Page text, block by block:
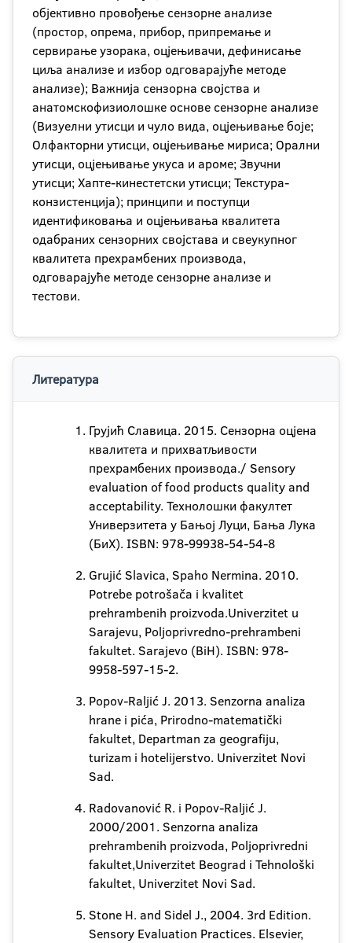
објективно провођење сензорне анализе
(простор, опрема, прибор, припремање и
сервирање узорака, оцјењивачи, дефинисање
циља анализе и избор одговарајуће методе
анализе); Важнија сензорна својства и
анатомскофизиолошке основе сензорне анализе
(Визуелни утисци и чуло вида, оцјењивање боје;
Олфакторни утисци, оцјењивање мириса; Орални
утисци, оцјењивање укуса и ароме; Звучни
утисци; Хапте-кинестетски утисци; Текстура-
конзистенција); принципи и поступци
идентификовања и оцјењивања квалитета
одабраних сензорних својстава и свеукупног
квалитета прехрамбених производа,
одговарајуће методе сензорне анализе и
тестови.
Литература
Грујић Славица. 2015. Сензорна оцјена
квалитета и прихватљивости
прехрамбених производа./ Sensory
evaluation of food products quality and
acceptability. Технолошки факултет
Универзитета у Бањој Луци, Бања Лука
(БиХ). ISBN: 978-99938-54-54-8
Grujić Slavica, Spaho Nermina. 2010.
Potrebe potrošača i kvalitet
prehrambenih proizvoda.Univerzitet u
Sarajevu, Poljoprivredno-prehrambeni
fakultet. Sarajevo (BiH). ISBN: 978-
9958-597-15-2.
Popov-Raljić J. 2013. Senzorna analiza
hrane i pića, Prirodno-matematički
fakultet, Departman za geografiju,
turizam i hotelijerstvo. Univerzitet Novi
Sad.
Radovanović R. i Popov-Raljić J.
2000/2001. Senzorna analiza
prehrambenih proizvoda, Poljoprivredni
fakultet,Univerzitet Beograd i Tehnološki
fakultet, Univerzitet Novi Sad.
Stone H. and Sidel J., 2004. 3rd Edition.
Sensory Evaluation Practices. Elsevier,